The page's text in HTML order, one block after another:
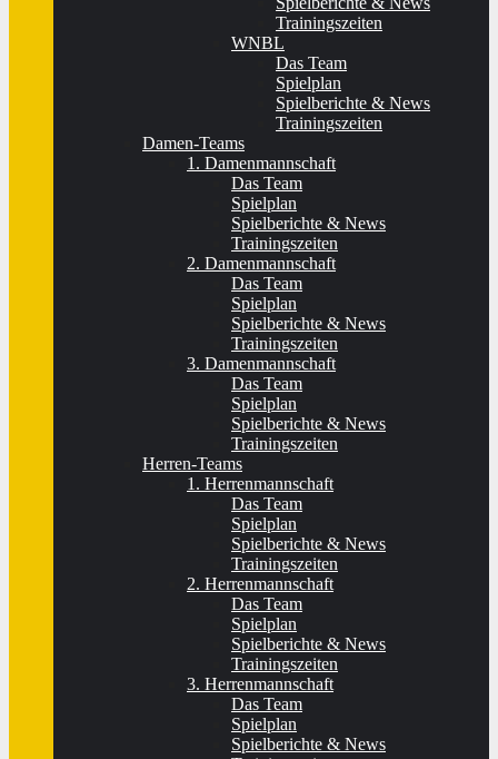
Trainingszeiten
WNBL
Das Team
Spielplan
Spielberichte & News
Trainingszeiten
Damen-Teams
1. Damenmannschaft
Das Team
Spielplan
Spielberichte & News
Trainingszeiten
2. Damenmannschaft
Das Team
Spielplan
Spielberichte & News
Trainingszeiten
3. Damenmannschaft
Das Team
Spielplan
Spielberichte & News
Trainingszeiten
Herren-Teams
1. Herrenmannschaft
Das Team
Spielplan
Spielberichte & News
Trainingszeiten
2. Herrenmannschaft
Das Team
Spielplan
Spielberichte & News
Trainingszeiten
3. Herrenmannschaft
Das Team
Spielplan
Spielberichte & News